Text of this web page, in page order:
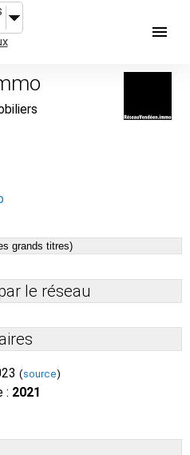
grands titres)
le réseau
(source)
: 2021